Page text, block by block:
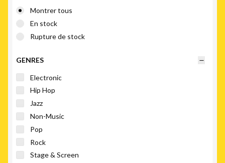
Montrer tous
En stock
Rupture de stock
GENRES
Electronic
Hip Hop
Jazz
Non-Music
Pop
Rock
Stage & Screen